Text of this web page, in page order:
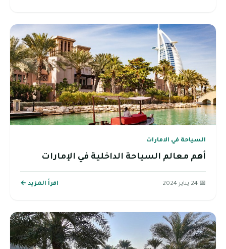
السياحة في الامارات
أهم معالم السياحة الداخلية في الإمارات
📅 24 يناير 2024 اقرأ المزيد ←